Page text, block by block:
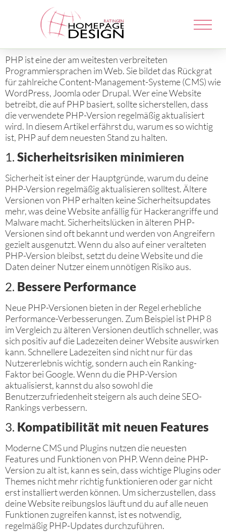
PHP ist eine der am weitesten verbreiteten
Programmiersprachen im Web. Sie bildet das Rückgrat
für zahlreiche Content-Management-Systeme (CMS) wie
WordPress, Joomla oder Drupal. Wer eine Website
betreibt, die auf PHP basiert, sollte sicherstellen, dass
die verwendete PHP-Version regelmäßig aktualisiert
wird. In diesem Artikel erfährst du, warum es so wichtig
ist, PHP auf dem neuesten Stand zu halten.
1. Sicherheitsrisiken minimieren
Sicherheit ist einer der Hauptgründe, warum du deine
PHP-Version regelmäßig aktualisieren solltest. Ältere
Versionen von PHP erhalten keine Sicherheitsupdates
mehr, was deine Website anfällig für Hackerangriffe und
Malware macht. Sicherheitslücken in älteren PHP-
Versionen sind oft bekannt und werden von Angreifern
gezielt ausgenutzt. Wenn du also auf einer veralteten
PHP-Version bleibst, setzt du deine Website und die
Daten deiner Nutzer einem unnötigen Risiko aus.
2. Bessere Performance
Neue PHP-Versionen bieten in der Regel erhebliche
Performance-Verbesserungen. Zum Beispiel ist PHP 8
im Vergleich zu älteren Versionen deutlich schneller, was
sich positiv auf die Ladezeiten deiner Website auswirken
kann. Schnellere Ladezeiten sind nicht nur für das
Nutzererlebnis wichtig, sondern auch ein Ranking-
Faktor bei Google. Wenn du die PHP-Version
aktualisierst, kannst du also sowohl die
Benutzerzufriedenheit steigern als auch deine SEO-
Rankings verbessern.
3. Kompatibilität mit neuen Features
Moderne CMS und Plugins nutzen die neuesten
Features und Funktionen von PHP. Wenn deine PHP-
Version zu alt ist, kann es sein, dass wichtige Plugins oder
Themes nicht mehr richtig funktionieren oder gar nicht
erst installiert werden können. Um sicherzustellen, dass
deine Website reibungslos läuft und du auf alle neuen
Funktionen zugreifen kannst, ist es notwendig,
regelmäßig PHP-Updates durchzuführen.